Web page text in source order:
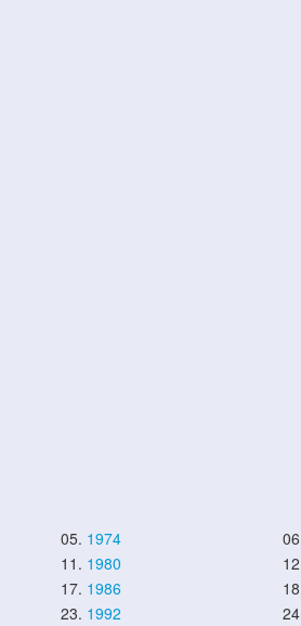
05. 1974
11. 1980
17. 1986
23. 1992